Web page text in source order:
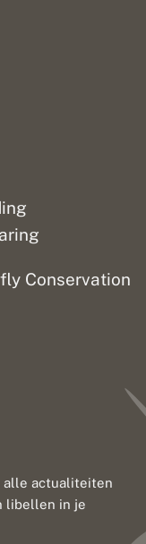
Conservation
alle actualiteiten
libellen in je